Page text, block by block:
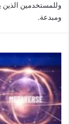
وللمستخدمين الذين
ومبدعة.